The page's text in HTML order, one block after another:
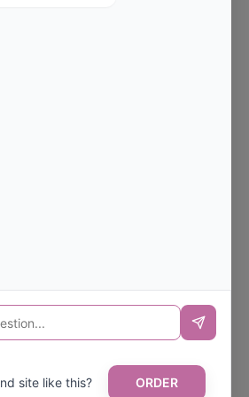
DX?
ES CODIGO POSTAL DE
site like this? ORDER